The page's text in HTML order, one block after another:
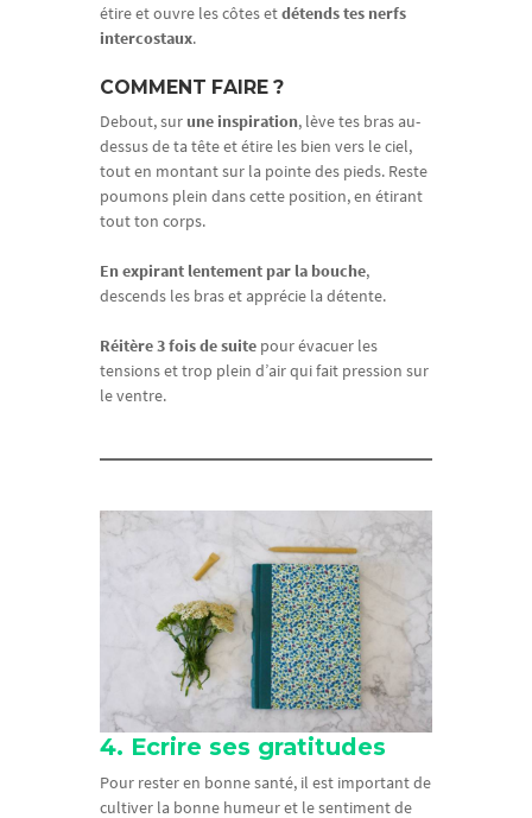
étire et ouvre les côtes etdétends tes nerfs
intercostaux.
COMMENT FAIRE ?
Debout, surune inspiration, lève tes bras au-
dessus de ta tête et étire les bien vers le ciel,
tout en montant sur la pointe des pieds. Reste
poumons plein dans cette position, en étirant
tout ton corps.
En expirant lentement par la bouche,
descends les bras et apprécie la détente.
Réitère 3 fois de suite pour évacuer les
tensions et trop plein d’air qui fait pression sur
le ventre.
4. Ecrire ses gratitudes
Pour rester en bonne santé, il est important de
cultiver la bonne humeur et le sentiment de